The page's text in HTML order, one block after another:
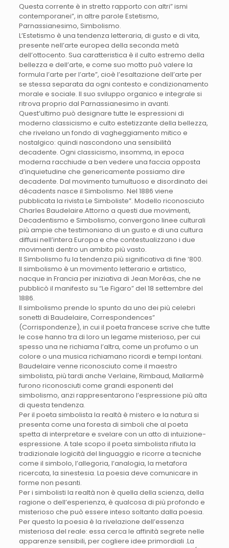
Questa corrente è in stretto rapporto con altri” ismi
contemporanei”, in altre parole Estetismo,
Parnassianesimo, Simbolismo.
L’Estetismo è una tendenza letteraria, di gusto e di vita,
presente nell’arte europea della seconda metà
dell’ottocento. Sua caratteristica è il culto estremo della
bellezza e dell’arte, e come suo motto può valere la
formula l’arte per l’arte”, cioè l’esaltazione dell’arte per
se stessa separata da ogni contesto e condizionamento
morale e sociale. Il suo sviluppo organico e integrale si
ritrova proprio dal Parnassianesimo in avanti.
Quest’ultimo può designare tutte le espressioni di
moderno classicismo e culto estetizzante della bellezza,
che rivelano un fondo di vagheggiamento mitico e
nostalgico: quindi nascondono una sensibilità
decadente. Ogni classicismo, insomma, in epoca
moderna racchiude a ben vedere una faccia opposta
d’inquietudine che genericamente possiamo dire
decadente. Dal movimento tumultuoso e disordinato dei
décadents nasce il Simbolismo. Nel 1886 viene
pubblicata la rivista Le Simboliste”. Modello riconosciuto
Charles Baudelaire.Attorno a questi due movimenti,
Decadentismo e Simbolismo, convergono linee culturali
più ampie che testimoniano di un gusto e di una cultura
diffusi nell’intera Europa e che contestualizzano i due
movimenti dentro un ambito più vasto.
Il Simbolismo fu la tendenza più significativa di fine ‘800.
Il simbolismo è un movimento letterario e artistico,
nacque in Francia per iniziativa di Jean Moréas, che ne
pubblicò il manifesto su “Le Figaro” del 18 settembre del
1886.
Il simbolismo prende lo spunto da uno dei più celebri
sonetti di Baudelaire, Correspondences”
(Corrispondenze), in cui il poeta francese scrive che tutte
le cose hanno tra di loro un legame misterioso, per cui
spesso una ne richiama l’altra, come un profumo o un
colore o una musica richiamano ricordi e tempi lontani.
Baudelaire venne riconosciuto come il maestro
simbolista, più tardi anche Verlaine, Rimbaud, Mallarmè
furono riconosciuti come grandi esponenti del
simbolismo, anzi rappresentarono l’espressione più alta
di questa tendenza.
Per il poeta simbolista la realtà è mistero e la natura si
presenta come una foresta di simboli che al poeta
spetta di interpretare e svelare con un atto di intuizione-
espressione. A tale scopo il poeta simbolista rifiuta la
tradizionale logicità del linguaggio e ricorre a tecniche
come il simbolo, l’allegoria, l’analogia, la metafora
ricercata, la sinestesia. La poesia deve comunicare in
forme non pesanti.
Per i simbolisti la realtà non è quella della scienza, della
ragione o dell’esperienza, è qualcosa di più profondo e
misterioso che può essere inteso soltanto dalla poesia.
Per questo la poesia è la rivelazione dell’essenza
misteriosa del reale: essa cerca le affinità segrete nelle
apparenze sensibili, per cogliere idee primordiali .La